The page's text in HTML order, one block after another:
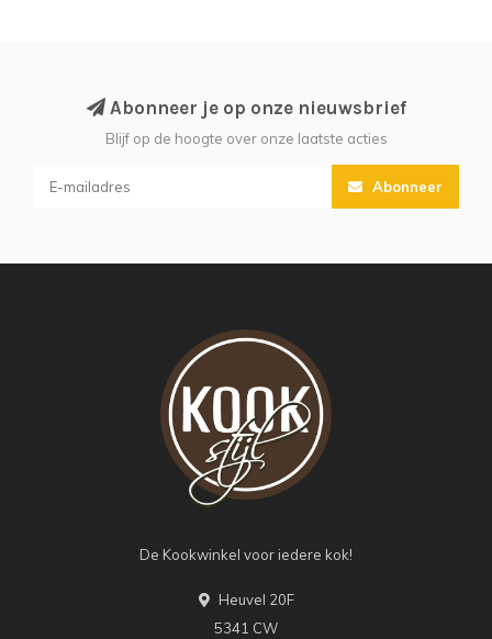
Abonneer je op onze nieuwsbrief
Blijf op de hoogte over onze laatste acties
Abonneer
De Kookwinkel voor iedere kok!
Heuvel 20F
5341 CW